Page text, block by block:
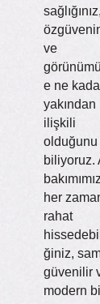
sağlığınız,
ve
e ne
yakından
ilişkili
olduğunu
biliyoruz.
her
rahat
ğiniz,
güvenilir
modern